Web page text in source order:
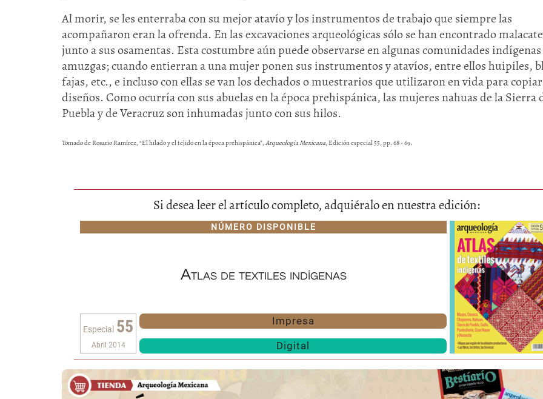
Al morir, se les enterraba con su mejor atavío y los instrumentos de trabajo que siempre las
acompañaron eran la ofrenda. En las excavaciones arqueológicas sólo se han encontrado
junto a sus osamentas. Esta costumbre aún puede observarse en algunas comunidades indígenas
amuzgas; cuando entierran a una mujer ponen sus instrumentos y atavíos, entre ellos huipiles,
fajas, etc., e incluso con ellas se van los dechados o muestrarios que utilizaron en vida para copiar
diseños. Como ocurría con sus abuelas en la época prehispánica, las mujeres nahuas de la Sierra
Puebla y de Veracruz son inhumadas junto con sus hilos.
Tomado de Rosario Ramírez, “El hilado y el tejido en la época prehispánica”,Arqueología Mexicana, Edición especial 55, pp. 68 - 69.
Si desea leer el artículo completo, adquiéralo en nuestra edición:
NÚMERO DISPONIBLE
Atlas de textiles indígenas
Especial 55
Abril 2014
Impresa
Digital